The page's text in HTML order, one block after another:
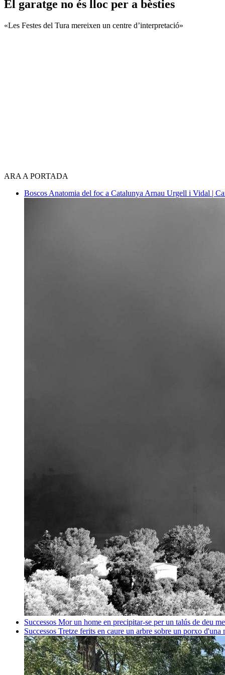
El garatge no és lloc per a bèsties
«Les Festes del Tura mereixen un centre d’interpretació»
ARA A PORTADA
Boscos Anatomia del foc a Catalunya Arnau Urgell i Vidal |
Successos Mor un home en precipitar-se per un talús de deu
Successos Tretze ferits en caure un arbre sobre un porxo d'una